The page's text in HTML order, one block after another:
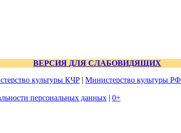
ВЕРСИЯ ДЛЯ СЛАБОВИДЯЩИХ
культуры КЧР | Министерство культуры РФ
персональных данных | 0+